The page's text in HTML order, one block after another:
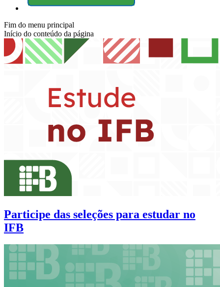
Fim do menu principal
Início do conteúdo da página
Participe das seleções para estudar no
IFB